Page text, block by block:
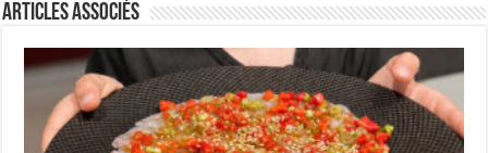
Articles associés